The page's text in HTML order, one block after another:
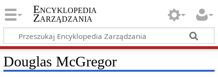
Encyklopedia
Zarządzania
Douglas McGregor